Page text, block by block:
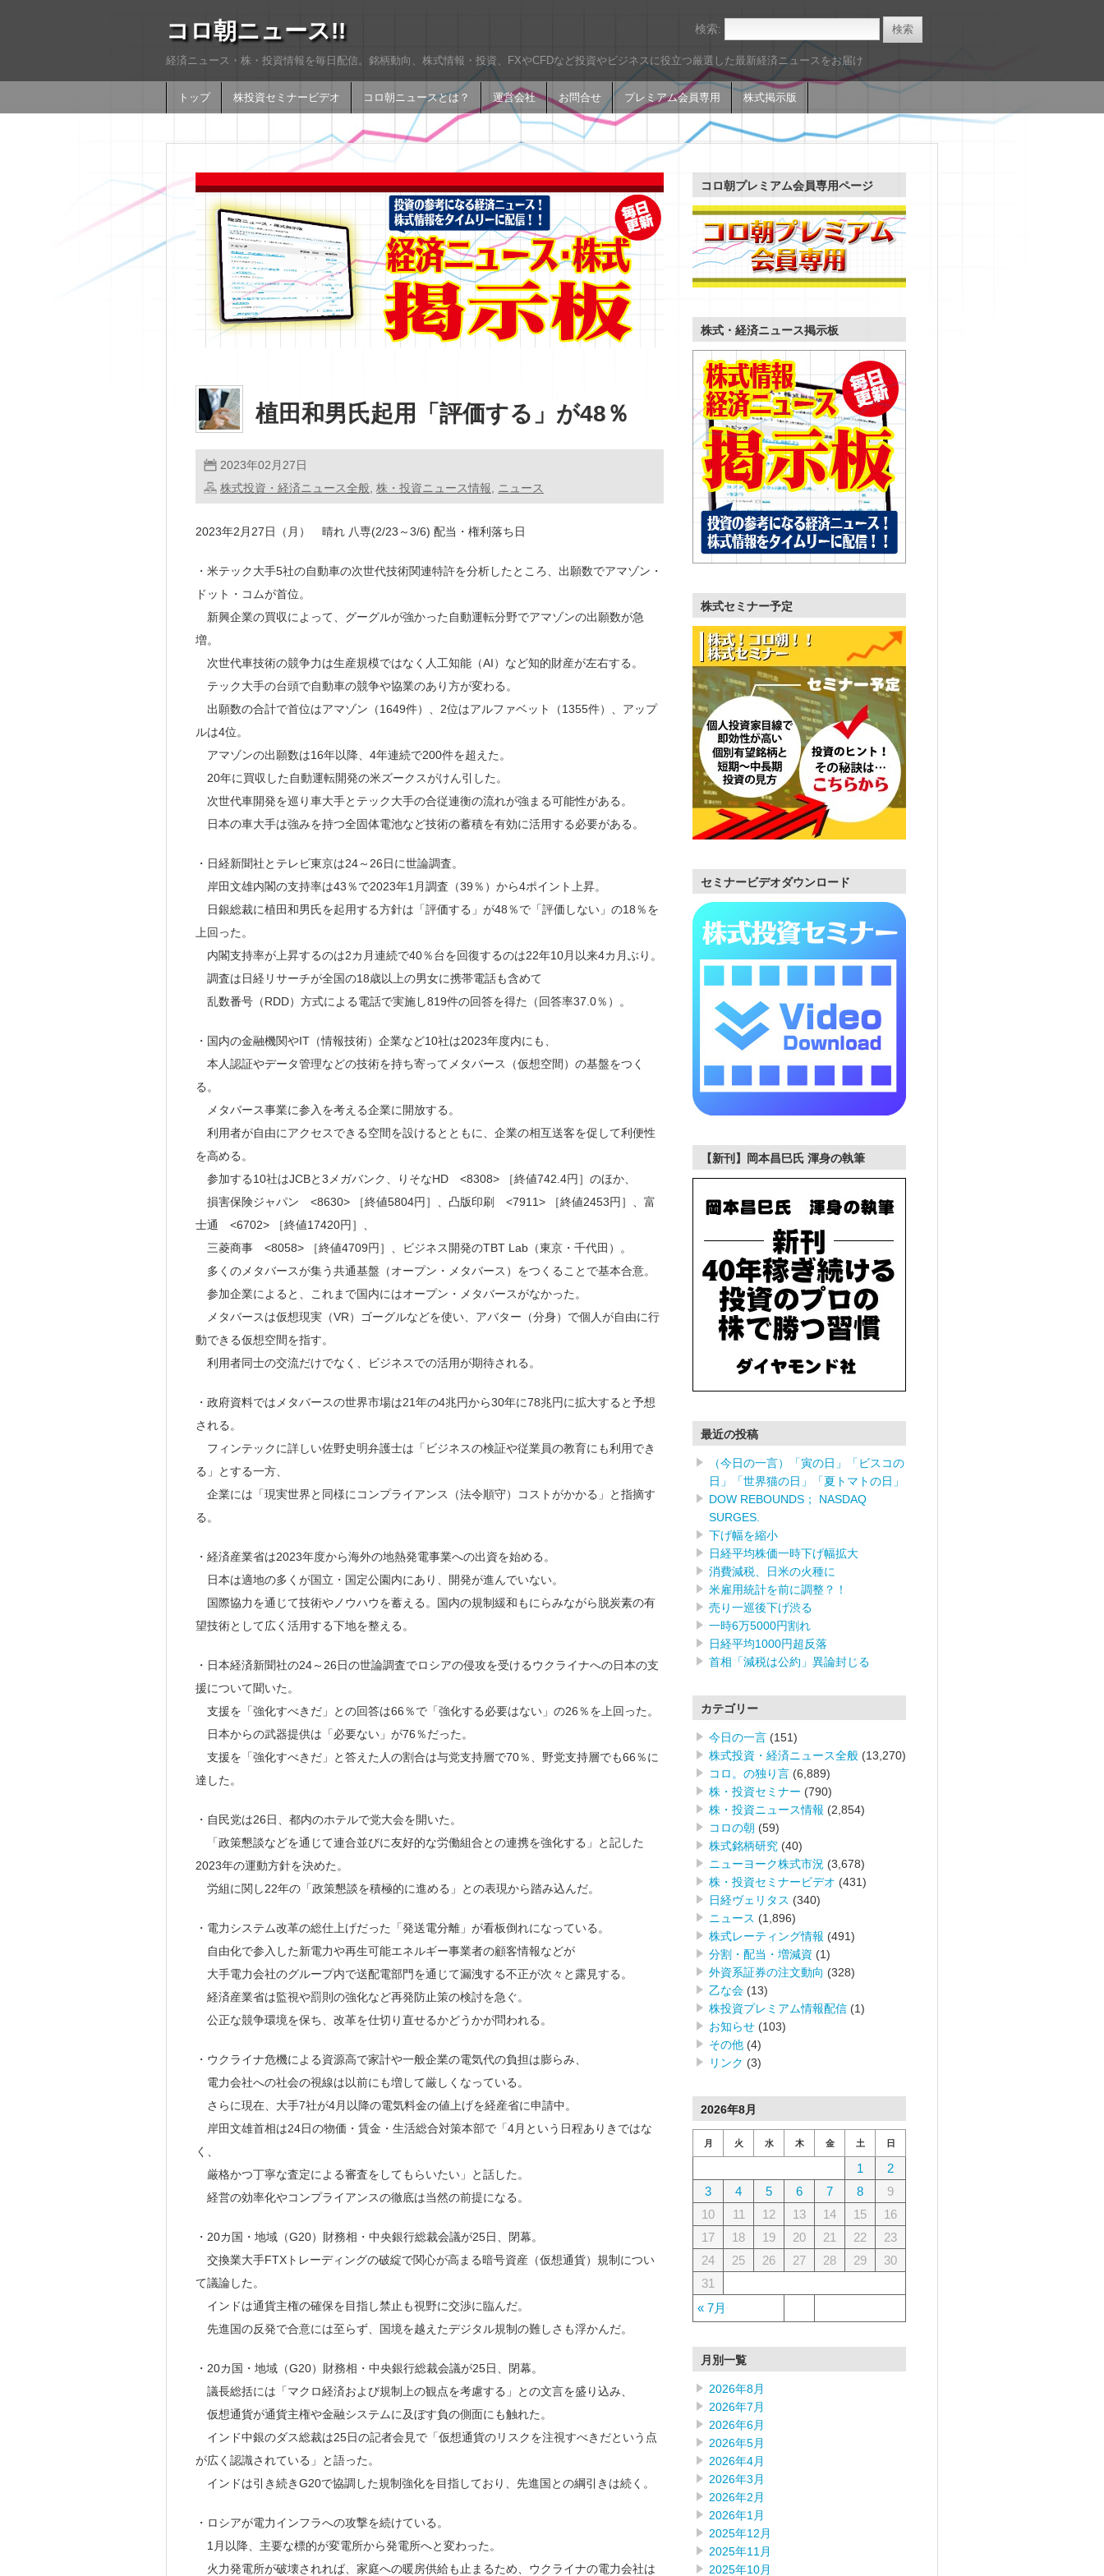
コロ朝ニュース!!
経済ニュース・株・投資情報を毎日配信。銘柄動向、株式情報・投資、FXやCFDなど投資やビジネスに役立つ厳選した最新経済ニュースをお届け
トップ 株投資セミナービデオ コロ朝ニュースとは？ 運営会社 お問合せ プレミアム会員専用 株式掲示版
検索:
植田和男氏起用「評価する」が48％
2023年02月27日
株式投資・経済ニュース全般, 株・投資ニュース情報, ニュース
2023年2月27日（月） 晴れ 八専(2/23～3/6) 配当・権利落ち日
・米テック大手5社の自動車の次世代技術関連特許を分析したところ、出願数でアマゾン・
ドット・コムが首位。
新興企業の買収によって、グーグルが強かった自動運転分野でアマゾンの出願数が急
増。
次世代車技術の競争力は生産規模ではなく人工知能（AI）など知的財産が左右する。
テック大手の台頭で自動車の競争や協業のあり方が変わる。
出願数の合計で首位はアマゾン（1649件）、2位はアルファベット（1355件）、アップ
ルは4位。
アマゾンの出願数は16年以降、4年連続で200件を超えた。
20年に買収した自動運転開発の米ズークスがけん引した。
次世代車開発を巡り車大手とテック大手の合従連衡の流れが強まる可能性がある。
日本の車大手は強みを持つ全固体電池など技術の蓄積を有効に活用する必要がある。
・日経新聞社とテレビ東京は24～26日に世論調査。
岸田文雄内閣の支持率は43％で2023年1月調査（39％）から4ポイント上昇。
日銀総裁に植田和男氏を起用する方針は「評価する」が48％で「評価しない」の18％を
上回った。
内閣支持率が上昇するのは2カ月連続で40％台を回復するのは22年10月以来4カ月ぶり。
調査は日経リサーチが全国の18歳以上の男女に携帯電話も含めて
乱数番号（RDD）方式による電話で実施し819件の回答を得た（回答率37.0％）。
・国内の金融機関やIT（情報技術）企業など10社は2023年度内にも、
本人認証やデータ管理などの技術を持ち寄ってメタバース（仮想空間）の基盤をつく
る。
メタバース事業に参入を考える企業に開放する。
利用者が自由にアクセスできる空間を設けるとともに、企業の相互送客を促して利便性
を高める。
参加する10社はJCBと3メガバンク、りそなHD <8308> ［終値742.4円］のほか、
損害保険ジャパン <8630> ［終値5804円］、凸版印刷 <7911> ［終値2453円］、富
士通 <6702> ［終値17420円］、
三菱商事 <8058> ［終値4709円］、ビジネス開発のTBT Lab（東京・千代田）。
多くのメタバースが集う共通基盤（オープン・メタバース）をつくることで基本合意。
参加企業によると、これまで国内にはオープン・メタバースがなかった。
メタバースは仮想現実（VR）ゴーグルなどを使い、アバター（分身）で個人が自由に行
動できる仮想空間を指す。
利用者同士の交流だけでなく、ビジネスでの活用が期待される。
・政府資料ではメタバースの世界市場は21年の4兆円から30年に78兆円に拡大すると予想
される。
フィンテックに詳しい佐野史明弁護士は「ビジネスの検証や従業員の教育にも利用でき
る」とする一方、
企業には「現実世界と同様にコンプライアンス（法令順守）コストがかかる」と指摘す
る。
・経済産業省は2023年度から海外の地熱発電事業への出資を始める。
日本は適地の多くが国立・国定公園内にあり、開発が進んでいない。
国際協力を通じて技術やノウハウを蓄える。国内の規制緩和もにらみながら脱炭素の有
望技術として広く活用する下地を整える。
・日本経済新聞社の24～26日の世論調査でロシアの侵攻を受けるウクライナへの日本の支
援について聞いた。
支援を「強化すべきだ」との回答は66％で「強化する必要はない」の26％を上回った。
日本からの武器提供は「必要ない」が76％だった。
支援を「強化すべきだ」と答えた人の割合は与党支持層で70％、野党支持層でも66％に
達した。
・自民党は26日、都内のホテルで党大会を開いた。
「政策懇談などを通じて連合並びに友好的な労働組合との連携を強化する」と記した
2023年の運動方針を決めた。
労組に関し22年の「政策懇談を積極的に進める」との表現から踏み込んだ。
・電力システム改革の総仕上げだった「発送電分離」が看板倒れになっている。
自由化で参入した新電力や再生可能エネルギー事業者の顧客情報などが
大手電力会社のグループ内で送配電部門を通じて漏洩する不正が次々と露見する。
経済産業省は監視や罰則の強化など再発防止策の検討を急ぐ。
公正な競争環境を保ち、改革を仕切り直せるかどうかが問われる。
・ウクライナ危機による資源高で家計や一般企業の電気代の負担は膨らみ、
電力会社への社会の視線は以前にも増して厳しくなっている。
さらに現在、大手7社が4月以降の電気料金の値上げを経産省に申請中。
岸田文雄首相は24日の物価・賃金・生活総合対策本部で「4月という日程ありきではな
く、
厳格かつ丁寧な査定による審査をしてもらいたい」と話した。
経営の効率化やコンプライアンスの徹底は当然の前提になる。
・20カ国・地域（G20）財務相・中央銀行総裁会議が25日、閉幕。
交換業大手FTXトレーディングの破綻で関心が高まる暗号資産（仮想通貨）規制につい
て議論した。
インドは通貨主権の確保を目指し禁止も視野に交渉に臨んだ。
先進国の反発で合意には至らず、国境を越えたデジタル規制の難しさも浮かんだ。
・20カ国・地域（G20）財務相・中央銀行総裁会議が25日、閉幕。
議長総括には「マクロ経済および規制上の観点を考慮する」との文言を盛り込み、
仮想通貨が通貨主権や金融システムに及ぼす負の側面にも触れた。
インド中銀のダス総裁は25日の記者会見で「仮想通貨のリスクを注視すべきだという点
が広く認識されている」と語った。
インドは引き続きG20で協調した規制強化を目指しており、先進国との綱引きは続く。
・ロシアが電力インフラへの攻撃を続けている。
1月以降、主要な標的が変電所から発電所へと変わった。
火力発電所が破壊されれば、家庭への暖房供給も止まるため、ウクライナの電力会社は
コロ朝プレミアム会員専用ページ
株式・経済ニュース掲示板
株式セミナー予定
セミナービデオダウンロード
【新刊】岡本昌巳氏 渾身の執筆
最近の投稿
（今日の一言）「寅の日」「ビスコの
日」「世界猫の日」「夏トマトの日」
DOW REBOUNDS； NASDAQ
SURGES.
下げ幅を縮小
日経平均株価一時下げ幅拡大
消費減税、日米の火種に
米雇用統計を前に調整？！
売り一巡後下げ渋る
一時6万5000円割れ
日経平均1000円超反落
首相「減税は公約」異論封じる
カテゴリー
今日の一言 (151)
株式投資・経済ニュース全般 (13,270)
コロ。の独り言 (6,889)
株・投資セミナー (790)
株・投資ニュース情報 (2,854)
コロの朝 (59)
株式銘柄研究 (40)
ニューヨーク株式市況 (3,678)
株・投資セミナービデオ (431)
日経ヴェリタス (340)
ニュース (1,896)
株式レーティング情報 (491)
分割・配当・増減資 (1)
外資系証券の注文動向 (328)
乙な会 (13)
株投資プレミアム情報配信 (1)
お知らせ (103)
その他 (4)
リンク (3)
2026年8月
月 火 水 木 金 土 日
« 7月
1
2
3
4 5 6 7 8
9
10
11 12 13 14 15
16
17
18 19 20 21 22
23
24
25 26 27 28 29
30
31
月別一覧
2026年8月
2026年7月
2026年6月
2026年5月
2026年4月
2026年3月
2026年2月
2026年1月
2025年12月
2025年11月
2025年10月